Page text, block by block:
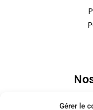
Gérer le